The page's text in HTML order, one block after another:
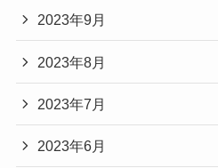
2023年9月
2023年8月
2023年7月
2023年6月